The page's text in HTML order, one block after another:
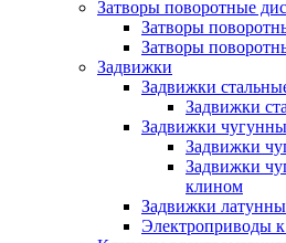
Затворы поворотные
Затворы
Затворы
Задвижки
Задвижки
Задвижки
Задвижки
Задвижки
Задвижки
клином
Задвижки
Электроприводы